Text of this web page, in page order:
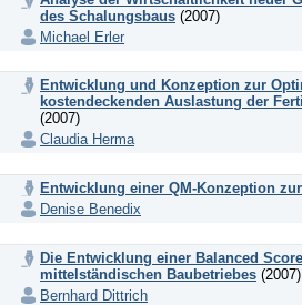
des Schalungsbaus (2007)
Michael Erler
Entwicklung und Konzeption zur
kostendeckenden Auslastung der
(2007)
Claudia Herma
Entwicklung einer QM-Konzeption
Denise Benedix
Die Entwicklung einer Balanced
mittelständischen Baubetriebes (2007)
Bernhard Dittrich